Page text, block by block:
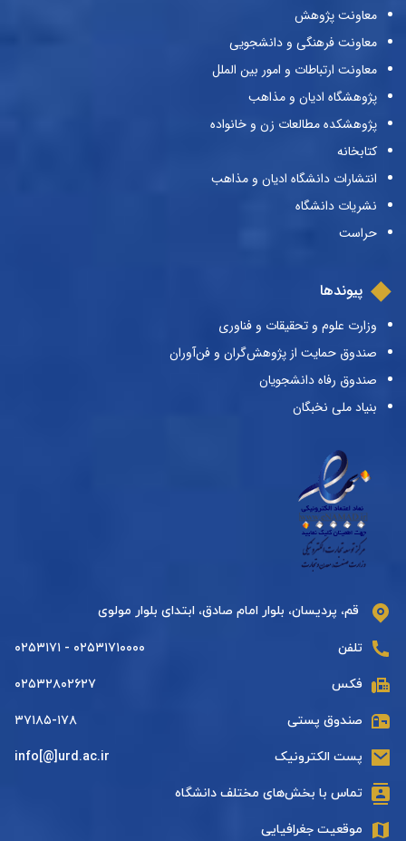
معاونت پژوهش
معاونت فرهنگی و دانشجویی
معاونت ارتباطات و امور بین الملل
پژوهشگاه ادیان و مذاهب
پژوهشکده مطالعات زن و خانواده
کتابخانه
انتشارات دانشگاه ادیان و مذاهب
نشریات دانشگاه
حراست
پیوندها
وزارت علوم و تحقیقات و فناوری
صندوق حمایت از پژوهش‌گران و فن‌آوران
صندوق رفاه دانشجویان
بنیاد ملی نخبگان
قم، پردیسان، بلوار امام صادق، ابتدای بلوار مولوی
تلفن ۰۲۵۳۱۷۱۰۰۰۰ - ۰۲۵۳۱۷۱
فکس ۰۲۵۳۲۸۰۲۶۲۷
صندوق پستی ۳۷۱۸۵-۱۷۸
پست الکترونیک info[@]urd.ac.ir
تماس با بخش‌های مختلف دانشگاه
موقعیت جغرافیایی